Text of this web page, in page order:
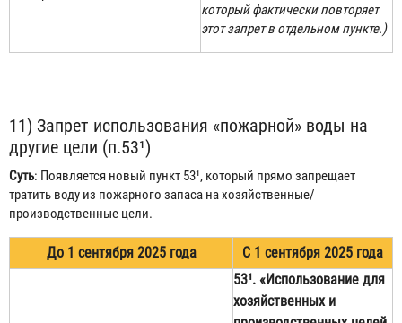
который фактически повторяет
этот запрет в отдельном пункте.)
11) Запрет использования «пожарной» воды на
другие цели (п.53¹)
Суть: Появляется новый пункт 53¹, который прямо запрещает
тратить воду из пожарного запаса на хозяйственные/
производственные цели.
До 1 сентября 2025 года С 1 сентября 2025 года
53¹. «Использование для
хозяйственных и